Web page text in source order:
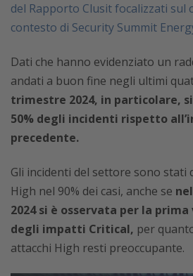
del Rapporto Clusit focalizzati sul
contesto di Security Summit
Dati che hanno evidenziato un
andati a buon fine negli ultimi
trimestre 2024, in particolare,
50% degli incidenti rispetto
precedente.
Gli incidenti del settore sono stati
High nel 90% dei casi, anche se
2024 si è osservata per la
degli impatti Critical, per
attacchi High resti preoccupante.